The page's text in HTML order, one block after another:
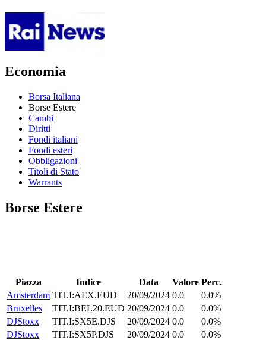
Economia
Borsa Italiana
Borse Estere
Cambi
Diritti
Fondi italiani
Fondi esteri
Obbligazioni
Titoli di Stato
Warrants
Borse Estere
Piazza Indice Data Valore Perc.
Amsterdam TIT.I:AEX.EUD 20/09/2024 0.0
0.0%
Bruxelles
TIT.I:BEL20.EUD 20/09/2024 0.0
0.0%
DJStoxx
TIT.I:SX5E.DJS 20/09/2024 0.0
0.0%
DJStoxx
TIT.I:SX5P.DJS 20/09/2024 0.0
0.0%